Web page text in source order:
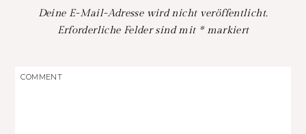
Deine E-Mail-Adresse wird nicht veröffentlicht.
Erforderliche Felder sind mit *markiert